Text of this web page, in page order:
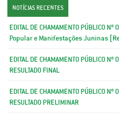
NOTÍCIAS RECENTES
EDITAL DE CHAMAMENTO PÚBLICO
Popular e Manifestações Juninas
EDITAL DE CHAMAMENTO PÚBLICO
RESULTADO FINAL
EDITAL DE CHAMAMENTO PÚBLICO
RESULTADO PRELIMINAR